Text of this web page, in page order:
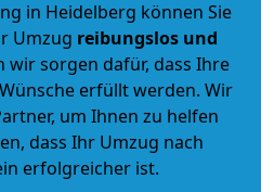
in Heidelberg können Sie
Umzug reibungslos und
sorgen dafür, dass Ihre
erfüllt werden. Wir
um Ihnen zu helfen
dass Ihr Umzug nach
erfolgreicher ist.